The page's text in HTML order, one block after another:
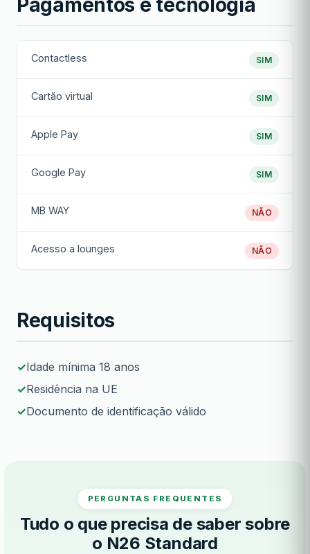
Pagamentos e tecnologia
Contactless SIM
Cartão virtual SIM
Apple Pay SIM
Google Pay SIM
MB WAY NÃO
Acesso a lounges NÃO
Requisitos
Idade mínima 18 anos
Residência na UE
Documento de identificação válido
PERGUNTAS FREQUENTES
Tudo o que precisa de saber sobre
o N26 Standard